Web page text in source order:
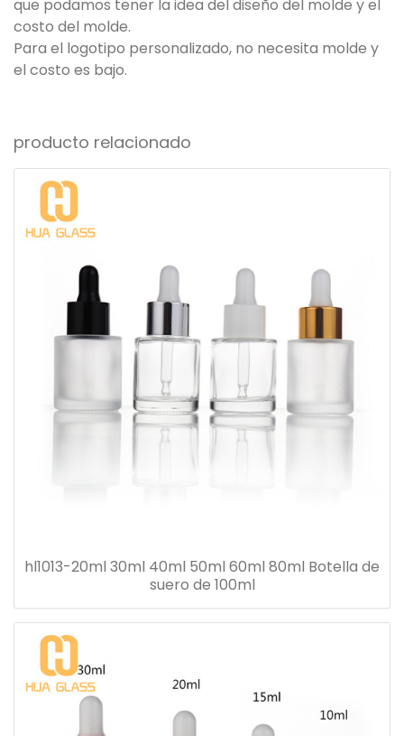
que podamos tener la idea del diseño del molde y el
costo del molde.
Para el logotipo personalizado, no necesita molde y
el costo es bajo.
producto relacionado
hl1013-20ml 30ml 40ml 50ml 60ml 80ml Botella de
suero de 100ml